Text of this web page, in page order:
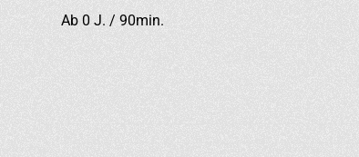
Ab 0 J. / 90min.